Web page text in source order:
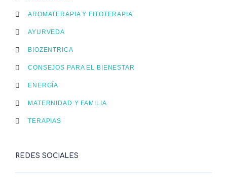
AROMATERAPIA Y FITOTERAPIA
AYURVEDA
BIOZENTRICA
CONSEJOS PARA EL BIENESTAR
ENERGÍA
MATERNIDAD Y FAMILIA
TERAPIAS
REDES SOCIALES